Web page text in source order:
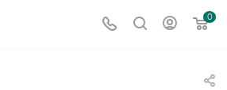
0